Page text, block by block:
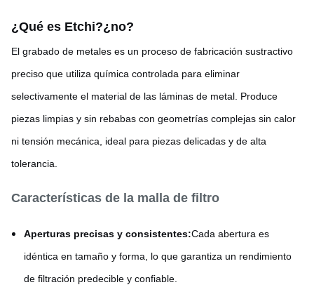
¿Qué es Etchi?¿no?
El grabado de metales es un proceso de fabricación sustractivo
preciso que utiliza química controlada para eliminar
selectivamente el material de las láminas de metal. Produce
piezas limpias y sin rebabas con geometrías complejas sin calor
ni tensión mecánica, ideal para piezas delicadas y de alta
tolerancia.
Características de la malla de filtro
Aperturas precisas y consistentes:Cada abertura es
idéntica en tamaño y forma, lo que garantiza un rendimiento
de filtración predecible y confiable.